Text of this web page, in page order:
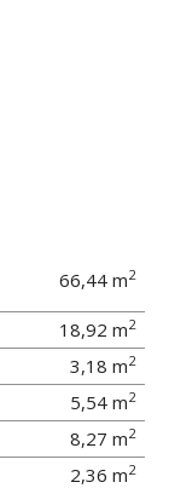
66,44 m2
18,92 m2
3,18 m2
5,54 m2
8,27 m2
2,36 m2